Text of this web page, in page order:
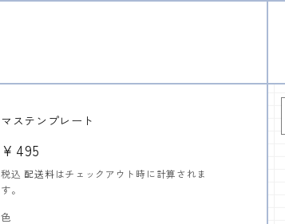
マステンプレート
通
常
価
格
¥495
税込配送料はチェックアウト時に計算されま
す。
色